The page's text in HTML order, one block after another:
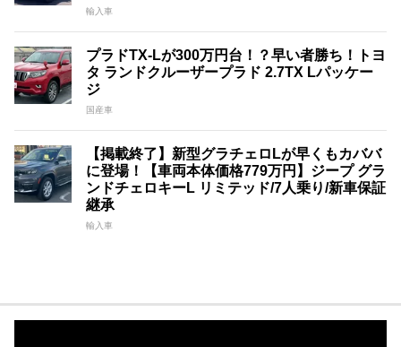
輸入車
プラドTX-Lが300万円台！？早い者勝ち！トヨ
タ ランドクルーザープラド 2.7TX Lパッケー
ジ
国産車
【掲載終了】新型グラチェロLが早くもカババ
に登場！【車両本体価格779万円】ジープ グラ
ンドチェロキーL リミテッド/7人乗り/新車保証
継承
輸入車